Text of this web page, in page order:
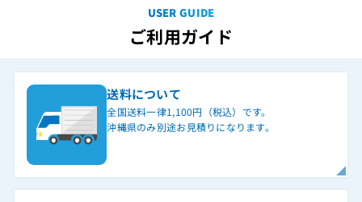
USER GUIDE
ご利用ガイド
送料について
全国送料一律1,100円（税込）です。
沖縄県のみ別途お見積りになります。